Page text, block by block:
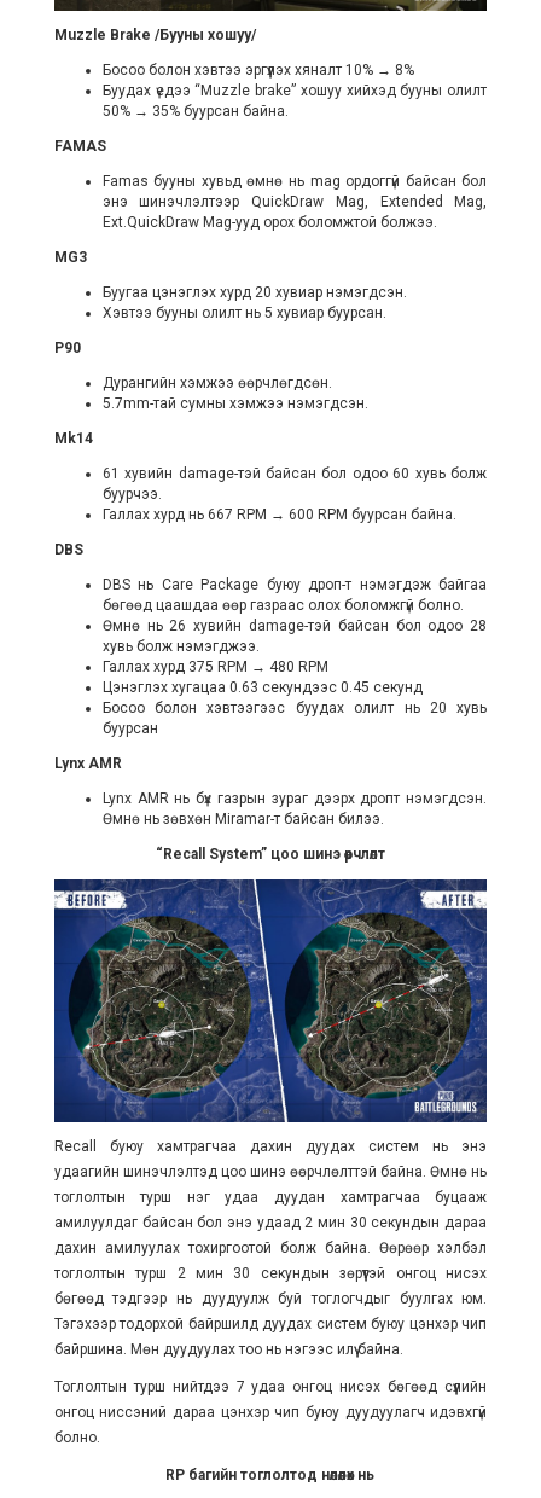
Muzzle Brake /Бууны хошуу/
Босоо болон хэвтээ эргүүлэх хяналт 10% → 8%
Буудах үедээ “Muzzle brake” хошуу хийхэд бууны олилт
50% → 35% буурсан байна.
FAMAS
Famas бууны хувьд өмнө нь mag ордоггүй байсан бол
энэ шинэчлэлтээр QuickDraw Mag, Extended Mag,
Ext.QuickDraw Mag-ууд орох боломжтой болжээ.
MG3
Буугаа цэнэглэх хурд 20 хувиар нэмэгдсэн.
Хэвтээ бууны олилт нь 5 хувиар буурсан.
P90
Дурангийн хэмжээ өөрчлөгдсөн.
5.7mm-тай сумны хэмжээ нэмэгдсэн.
Mk14
61 хувийн damage-тэй байсан бол одоо 60 хувь болж
буурчээ.
Галлах хурд нь 667 RPM → 600 RPM буурсан байна.
DBS
DBS нь Care Package буюу дроп-т нэмэгдэж байгаа
бөгөөд цаашдаа өөр газраас олох боломжгүй болно.
Өмнө нь 26 хувийн damage-тэй байсан бол одоо 28
хувь болж нэмэгджээ.
Галлах хурд 375 RPM → 480 RPM
Цэнэглэх хугацаа 0.63 секундээс 0.45 секунд
Босоо болон хэвтээгээс буудах олилт нь 20 хувь
буурсан
Lynx AMR
Lynx AMR нь бүх газрын зураг дээрх дропт нэмэгдсэн.
Өмнө нь зөвхөн Miramar-т байсан билээ.
“Recall System” цоо шинэ өөрчлөлт
Recall буюу хамтрагчаа дахин дуудах систем нь энэ
удаагийн шинэчлэлтэд цоо шинэ өөрчлөлттэй байна. Өмнө нь
тоглолтын турш нэг удаа дуудан хамтрагчаа буцааж
амилуулдаг байсан бол энэ удаад 2 мин 30 секундын дараа
дахин амилуулах тохиргоотой болж байна. Өөрөөр хэлбэл
тоглолтын турш 2 мин 30 секундын зөрүүтэй онгоц нисэх
бөгөөд тэдгээр нь дуудуулж буй тоглогчдыг буулгах юм.
Тэгэхээр тодорхой байршилд дуудах систем буюу цэнхэр чип
байршина. Мөн дуудуулах тоо нь нэгээс илүү байна.
Тоглолтын турш нийтдээ 7 удаа онгоц нисэх бөгөөд сүүлийн
онгоц ниссэний дараа цэнхэр чип буюу дуудуулагч идэвхгүй
болно.
RP багийн тоглолтод нөлөөлөх нь